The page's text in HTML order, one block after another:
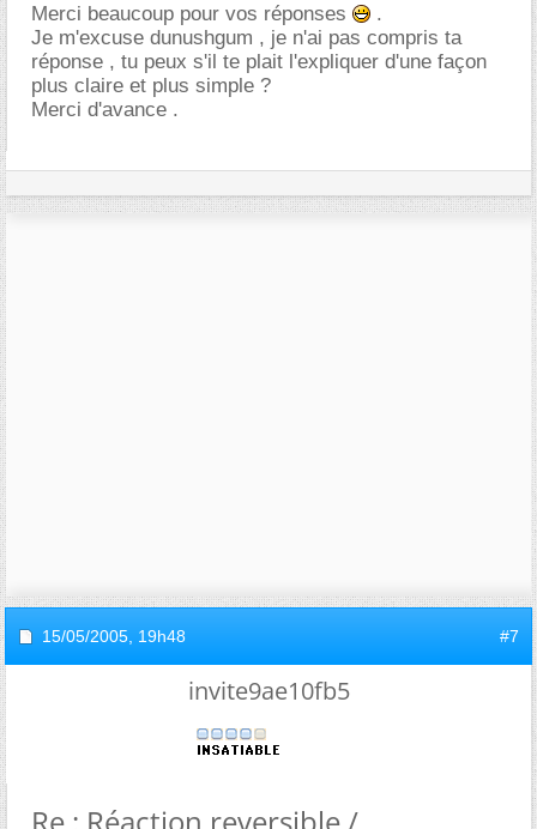
Merci beaucoup pour vos réponses
.
Je m'excuse dunushgum , je n'ai pas compris ta
réponse , tu peux s'il te plait l'expliquer d'une façon
plus claire et plus simple ?
Merci d'avance .
15/05/2005, 19h48 #7
invite9ae10fb5